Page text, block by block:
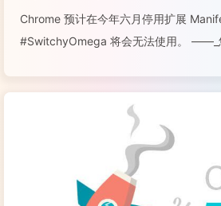
Chrome 预计在今年六月停用扩展
#SwitchyOmega 将会无法使用。 ——_